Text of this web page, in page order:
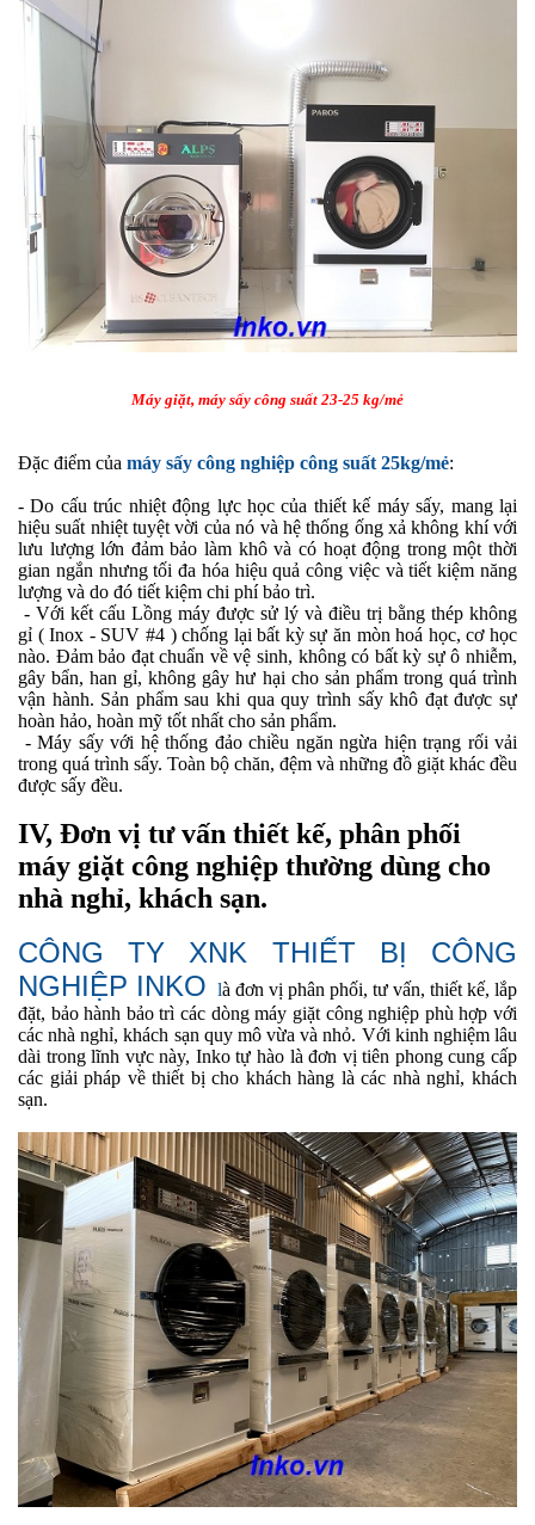
Máy giặt, máy sấy công suất 23-25 kg/mẻ
Đặc điểm của máy sấy công nghiệp công suất 25kg/mẻ:
- Do cấu trúc nhiệt động lực học của thiết kế máy sấy, mang lại
hiệu suất nhiệt tuyệt vời của nó và hệ thống ống xả không khí với
lưu lượng lớn đảm bảo làm khô và có hoạt động trong một thời
gian ngắn nhưng tối đa hóa hiệu quả công việc và tiết kiệm năng
lượng và do đó tiết kiệm chi phí bảo trì.
- Với kết cấu Lồng máy được sử lý và điều trị bằng thép không
gỉ ( Inox - SUV #4 ) chống lại bất kỳ sự ăn mòn hoá học, cơ học
nào. Đảm bảo đạt chuẩn về vệ sinh, không có bất kỳ sự ô nhiễm,
gây bẩn, han gỉ, không gây hư hại cho sản phẩm trong quá trình
vận hành. Sản phẩm sau khi qua quy trình sấy khô đạt được sự
hoàn hảo, hoàn mỹ tốt nhất cho sản phẩm.
- Máy sấy với hệ thống đảo chiều ngăn ngừa hiện trạng rối vải
trong quá trình sấy. Toàn bộ chăn, đệm và những đồ giặt khác đều
được sấy đều.
IV, Đơn vị tư vấn thiết kế, phân phối
máy giặt công nghiệp thường dùng cho
nhà nghỉ, khách sạn.
CÔNG TY XNK THIẾT BỊ CÔNG
NGHIỆP INKO là đơn vị phân phối, tư vấn, thiết kế, lắp
đặt, bảo hành bảo trì các dòng máy giặt công nghiệp phù hợp với
các nhà nghỉ,khách sạn quy mô vừa và nhỏ. Với kinh nghiệm lâu
dài trong lĩnh vực này, Inko tự hào là đơn vị tiên phong cung cấp
các giải pháp về thiết bị cho khách hàng là các nhà nghỉ, khách
sạn.